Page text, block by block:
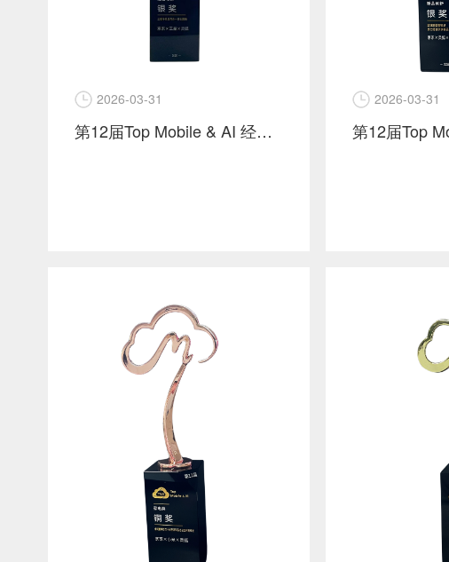
2026-03-31
第12届Top Mobile & AI 经营增长 银奖 京东 x 三星 x 灵狐
2026-03-31